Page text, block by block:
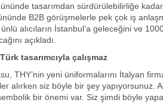
tasarımdan sürdürülebilirliğe
B2B görüşmelerle pek çok iş
alıcıların İstanbul’a geleceğini ve
açıkladı.
tasarımcıyla çalışmaz
THY’nin yeni üniformalarını İtalyan
alırken siz böyle bir şey yapıyorsunuz.
bir önemi var. Siz şimdi böyle